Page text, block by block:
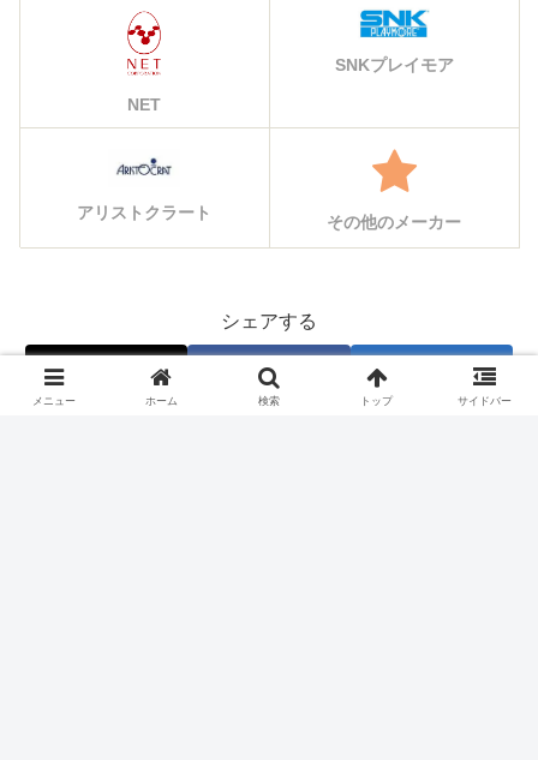
NET
SNKプレイモア
アリストクラート その他のメーカー
シェアする
Facebook
メニュー ホーム 検索 トップ サイドバー